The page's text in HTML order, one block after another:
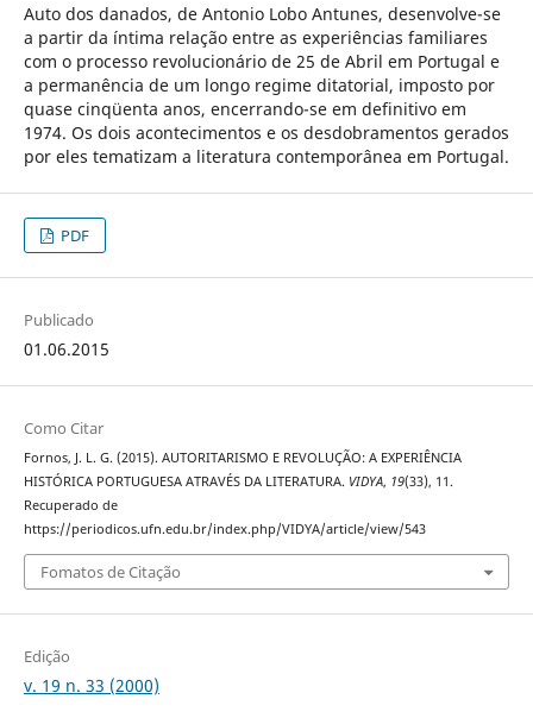
Auto dos danados, de Antonio Lobo Antunes, desenvolve-se
a partir da íntima relação entre as experiências familiares
com o processo revolucionário de 25 de Abril em Portugal e
a permanência de um longo regime ditatorial, imposto por
quase cinqüenta anos, encerrando-se em definitivo em
1974. Os dois acontecimentos e os desdobramentos gerados
por eles tematizam a literatura contemporânea em Portugal.
PDF
Publicado
01.06.2015
Como Citar
Fornos, J. L. G. (2015). AUTORITARISMO E REVOLUÇÃO: A EXPERIÊNCIA
HISTÓRICA PORTUGUESA ATRAVÉS DA LITERATURA. VIDYA, 19(33), 11.
Recuperado de
https://periodicos.ufn.edu.br/index.php/VIDYA/article/view/543
Fomatos de Citação
Edição
v. 19 n. 33 (2000)